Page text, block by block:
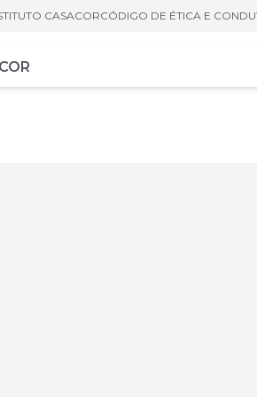
CASACORCÓDIGO DE ÉTICA E